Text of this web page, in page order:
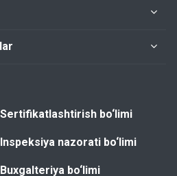
bo‘limi
nazorati bo‘limi
bo‘limi